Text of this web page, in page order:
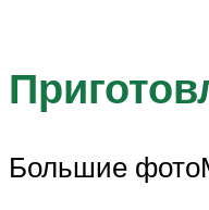
Большие